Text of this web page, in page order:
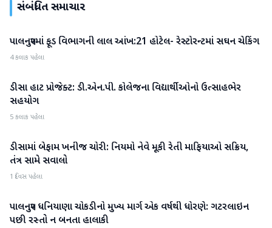
સંબંધિત સમાચાર
બનાસકાંઠા
પાલનપુરમાં ફૂડ વિભાગની લાલ આંખ:21 હોટેલ- રેસ્ટોરન્ટમાં સઘન ચેકિંગ
4 કલાક પહેલા
બનાસકાંઠા
ડીસા હાટ પ્રોજેક્ટ: ડી.એન.પી. કોલેજના વિદ્યાર્થીઓનો ઉત્સાહભેર
સહયોગ
5 કલાક પહેલા
બનાસકાંઠા
ડીસામાં બેફામ ખનીજ ચોરી: નિયમો નેવે મૂકી રેતી માફિયાઓ સક્રિય,
તંત્ર સામે સવાલો
1 દિવસ પહેલા
બનાસકાંઠા
પાલનપુર ધનિયાણા ચોકડીનો મુખ્ય માર્ગ એક વર્ષથી ધોરણે: ગટરલાઇન
પછી રસ્તો ન બનતા હાલાકી